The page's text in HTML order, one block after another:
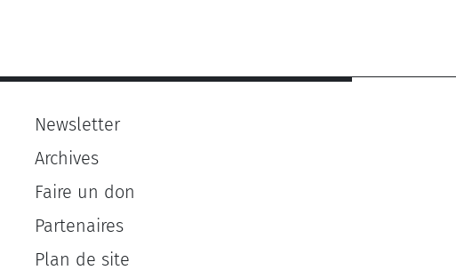
Newsletter
Archives
Faire un don
Partenaires
Plan de site